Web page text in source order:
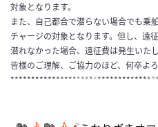
対象となります。
また、自己都合で潜らない場合でも乗
チャージの対象となります。但し、遠
潜れなかった場合、遠征費は発生いたし
皆様のご理解、ご協力のほど、何卒よ